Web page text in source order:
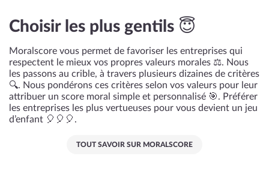
Choisir les plus gentils 😇
Moralscore vous permet de favoriser les entreprises qui
respectent le mieux vos propres valeurs morales ⚖️. Nous
les passons au crible, à travers plusieurs dizaines de critères
🔍. Nous pondérons ces critères selon vos valeurs pour leur
attribuer un score moral simple et personnalisé 🎯. Préférer
les entreprises les plus vertueuses pour vous devient un jeu
d’enfant 🎈🎈🎈.
TOUT SAVOIR SUR MORALSCORE